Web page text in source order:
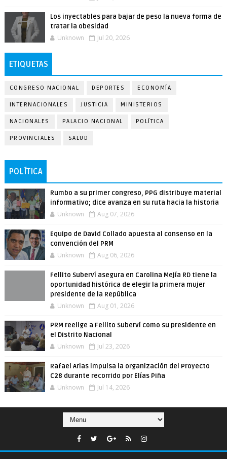
Los inyectables para bajar de peso la nueva forma de
tratar la obesidad
Unknown Jul 20, 2026
ETIQUETAS
CONGRESO NACIONAL DEPORTES ECONOMÍA
INTERNACIONALES JUSTICIA MINISTERIOS
NACIONALES PALACIO NACIONAL POLÍTICA
PROVINCIALES SALUD
POLÍTICA
Rumbo a su primer congreso, PPG distribuye material
informativo; dice avanza en su ruta hacia la historia
Unknown Aug 07, 2026
Equipo de David Collado apuesta al consenso en la
convención del PRM
Unknown Aug 06, 2026
Fellito Suberví asegura en Carolina Mejía RD tiene la
oportunidad histórica de elegir la primera mujer
presidente de la República
Unknown Aug 01, 2026
PRM reelige a Fellito Suberví como su presidente en
el Distrito Nacional
Unknown Jul 23, 2026
Rafael Arias impulsa la organización del Proyecto
C28 durante recorrido por Elías Piña
Unknown Jul 14, 2026